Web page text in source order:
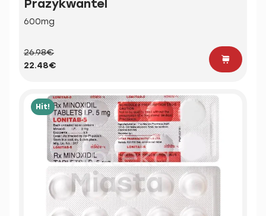
Prazykwantel
600mg
26.98€
22.48€
Hit!